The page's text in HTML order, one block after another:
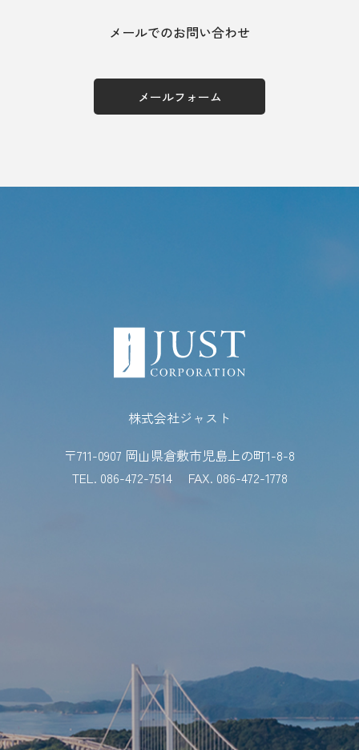
メールでのお問い合わせ
メールフォーム
株式会社ジャスト
〒711-0907 岡山県倉敷市児島上の町1-8-8
TEL. 086-472-7514
FAX. 086-472-1778